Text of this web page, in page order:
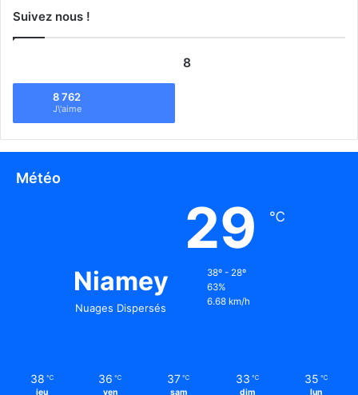
Suivez nous !
8
8 762
J\'aime
Météo
Niamey
Nuages Dispersés
29 ℃
38º - 28º
63%
6.68 km/h
38 ℃
jeu
36 ℃
ven
37 ℃
sam
33 ℃
dim
35 ℃
lun